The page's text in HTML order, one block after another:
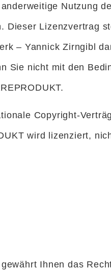
Nutzung
Dieser Lizenzvertrag
– Yannick Zirngibl
Sie nicht mit den
Copyright-
wird lizenziert,
Ihnen das